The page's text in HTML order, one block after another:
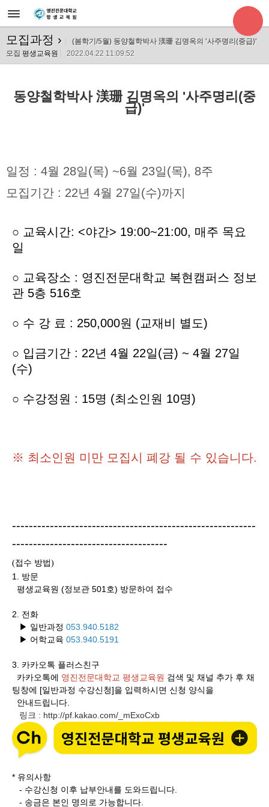
모집과정 ›
(봄학기/5월) 동양철학박사 渼珊 김명옥의 '사주명리(중급)'
모집 평생교육원 2022.04.22 11:09:52
동양철학박사 渼珊 김명옥의 '사주명리(중
급)'
일정 : 4월 28일(목) ~6월 23일(목), 8주
모집기간 : 22년 4월 27일(수)까지
○ 교육시간: <야간> 19:00~21:00, 매주 목요
일
○ 교육장소 : 영진전문대학교 복현캠퍼스 정보
관 5층 516호
○ 수 강 료 : 250,000원 (교재비 별도)
○ 입금기간 : 22년 4월 22일(금) ~ 4월 27일
(수)
○ 수강정원 : 15명 (최소인원 10명)
※ 최소인원 미만 모집시 폐강 될 수 있습니다.
----------------------------------------------------------
-------------------------------------
(접수 방법)
1. 방문
평생교육원 (정보관 501호) 방문하여 접수
2. 전화
▶ 일반과정 053.940.5182
▶ 어학교육 053.940.5191
3. 카카오톡 플러스친구
카카오톡에 영진전문대학교 평생교육원 검색 및 채널 추가 후 채
팅창에 [일반과정 수강신청]을 입력하시면 신청 양식을
안내드립니다.
링크 : http://pf.kakao.com/_mExoCxb
* 유의사항
- 수강신청 이후 납부안내를 도와드립니다.
- 송금은 본인 명의로 가능합니다.